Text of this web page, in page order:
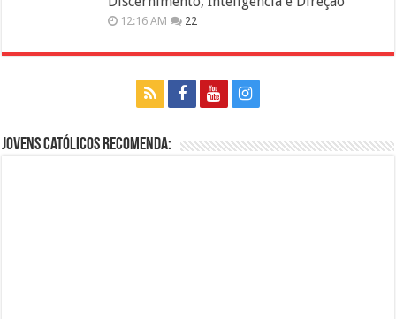
12:16 AM 22
Jovens Católicos Recomenda: